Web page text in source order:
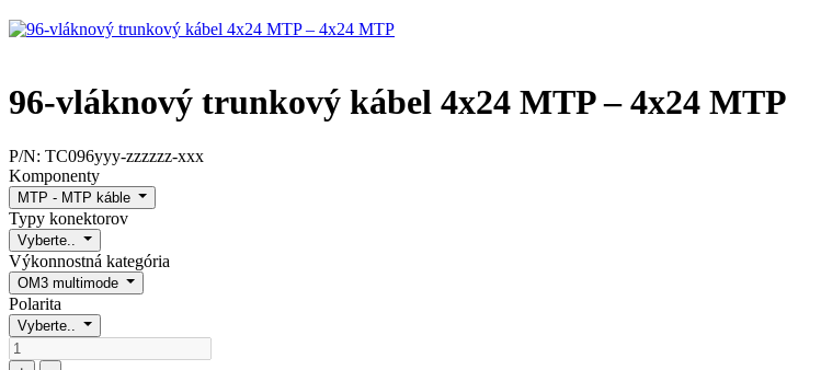
96-vláknový trunkový kábel 4x24 MTP – 4x24 MTP
P/N: TC096yyy-zzzzzz-xxx
Komponenty
MTP - MTP káble
Typy konektorov
Vyberte..
Výkonnostná kategória
OM3 multimode
Polarita
Vyberte..